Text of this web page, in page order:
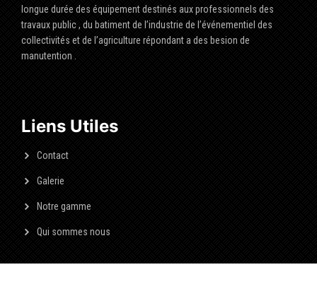
longue durée des équipement destinés aux professionnels des
travaux public , du batiment de l’industrie de l’événementiel des
collectivités et de l’agriculture répondant a des besion de
manutention .
Liens Utiles
Contact
Galerie
Notre gamme
Qui sommes nous